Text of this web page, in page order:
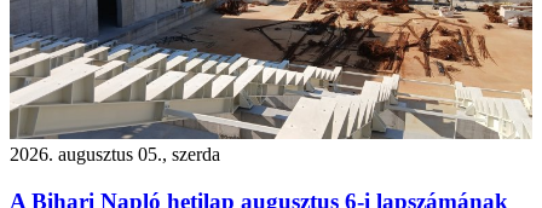
2026. augusztus 05., szerda
A Bihari Napló hetilap augusztus 6-i lapszámának